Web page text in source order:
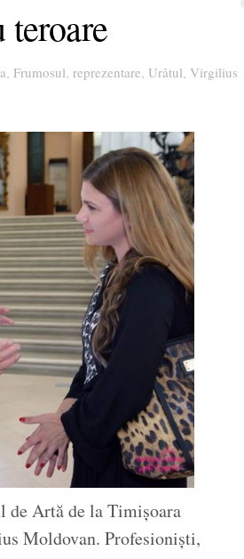
teroare
, Frumosul, reprezentare, Urâtul, Virgilius
de Artă de la Timișoara
Moldovan. Profesioniști,